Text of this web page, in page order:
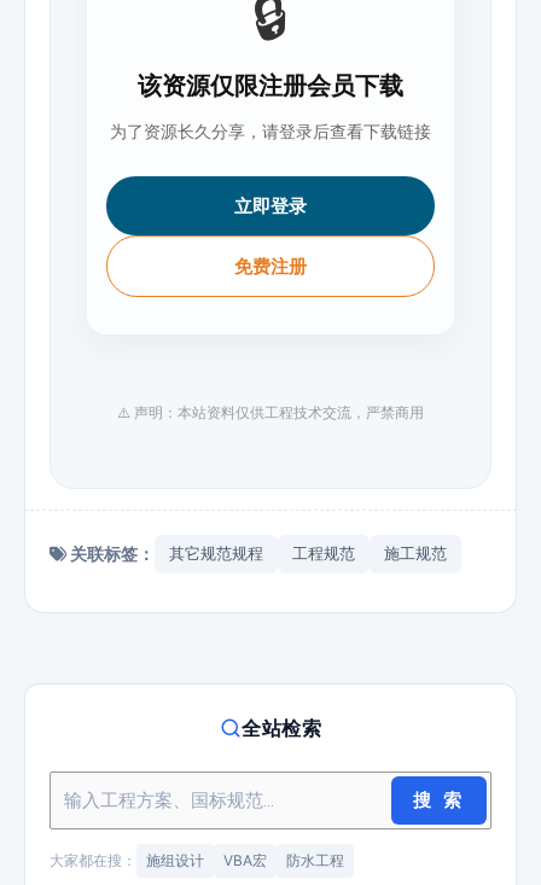
🔒
该资源仅限注册会员下载
为了资源长久分享，请登录后查看下载链接
立即登录
免费注册
⚠️ 声明：本站资料仅供工程技术交流，严禁商用
关联标签： 其它规范规程 工程规范 施工规范
全站检索
搜 索
大家都在搜： 施组设计 VBA宏 防水工程